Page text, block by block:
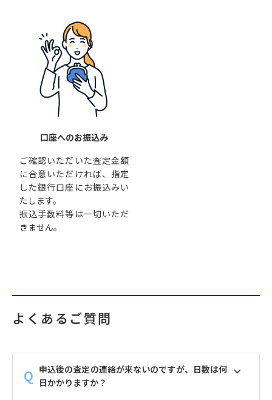
口座へのお振込み
ご確認いただいた査定金額
に合意いただければ、指定
した銀行口座にお振込みい
たします。
振込手数料等は一切いただ
きません。
よくあるご質問
申込後の査定の連絡が来ないのですが、日数は何
日かかりますか？